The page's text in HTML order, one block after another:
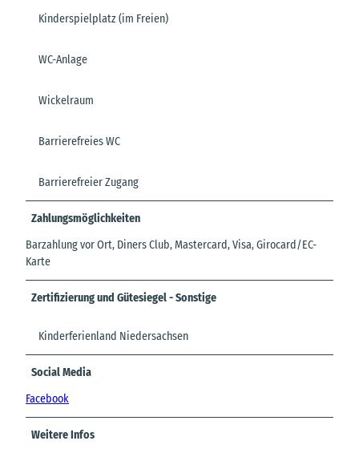
Kinderspielplatz (im Freien)
WC-Anlage
Wickelraum
Barrierefreies WC
Barrierefreier Zugang
Zahlungsmöglichkeiten
Barzahlung vor Ort, Diners Club, Mastercard, Visa, Girocard/EC-
Karte
Zertifizierung und Gütesiegel - Sonstige
Kinderferienland Niedersachsen
Social Media
Facebook
Weitere Infos